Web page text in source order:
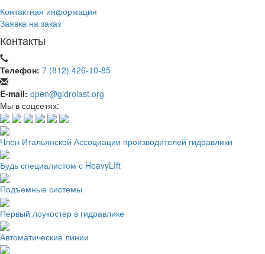
Контактная информация
Заявка на заказ
Контакты
Телефон: 7 (812) 426-10-85
E-mail: open@gidrolast.org
Мы в соцсетях:
Член Итальянской Ассоциации производителей гидравлики
Будь специалистом с HeavyLIft
Подъемные системы
Первый лоукостер в гидравлике
Автоматические линии